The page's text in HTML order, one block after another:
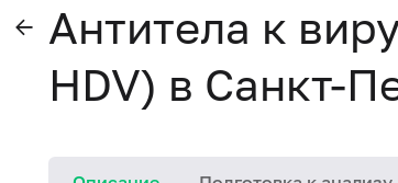
Антитела к
HDV) в Санкт-